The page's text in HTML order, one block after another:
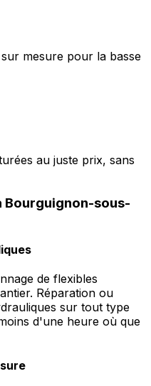
mesure pour la basse
au juste prix, sans
Bourguignon-sous-
de flexibles
Réparation ou
sur tout type
d'une heure où que